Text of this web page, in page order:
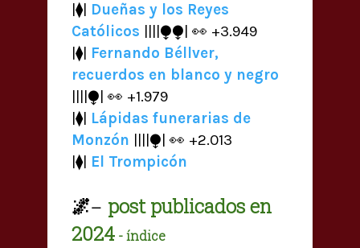
|⧫| Dueñas y los Reyes
Católicos ||||⧭⧭| 👀 +3.949
|⧫| Fernando Béllver,
recuerdos en blanco y negro
||||⧭| 👀 +1.979
|⧫| Lápidas funerarias de
Monzón ||||⧭| 👀 +2.013
|⧫| El Trompicón
🌌— post publicados en
2024 - índice